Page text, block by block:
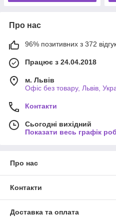
Про нас
96% позитивних з 372
Працює з 24.04.2018
м. Львів
Офіс без товару, Львів,
Контакти
Сьогодні вихідний
Показати весь графік
Про нас
Контакти
Доставка та оплата